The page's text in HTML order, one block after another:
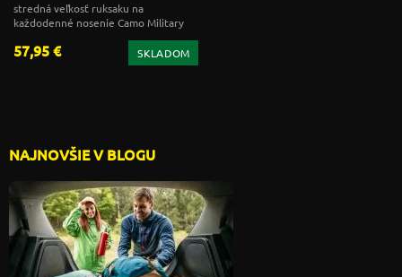
stredná veľkosť ruksaku na
každodenné nosenie Camo Military
57,95 € SKLADOM
NAJNOVŠIE V BLOGU